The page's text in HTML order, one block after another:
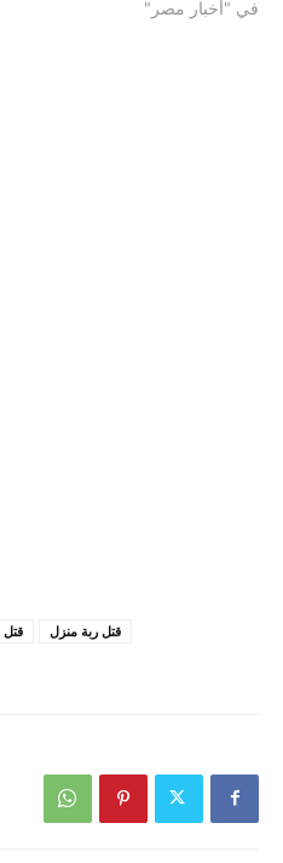
في "أخبار مصر"
قتل
قتل ربة منزل